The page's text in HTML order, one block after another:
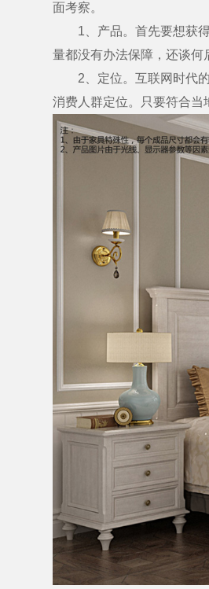
面考察。
1、产品。首先要想获得
量都没有办法保障，还谈何
2、定位。互联网时代的
消费人群定位。只要符合当